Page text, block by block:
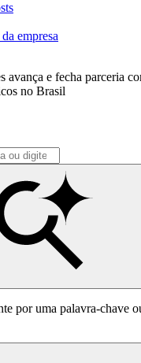
empresa
avança e fecha parceria
no Brasil
por uma palavra-chave